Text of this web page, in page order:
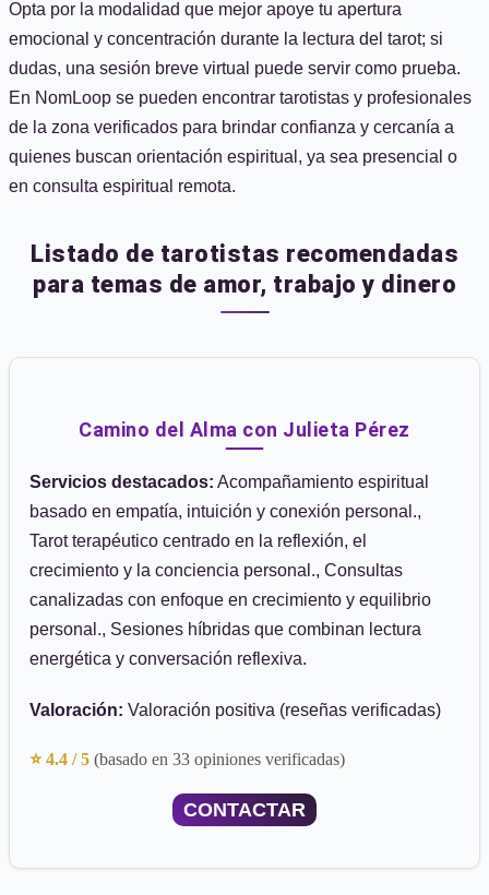
Opta por la modalidad que mejor apoye tu apertura
emocional y concentración durante la lectura del tarot; si
dudas, una sesión breve virtual puede servir como prueba.
En NomLoop se pueden encontrar tarotistas y profesionales
de la zona verificados para brindar confianza y cercanía a
quienes buscan orientación espiritual, ya sea presencial o
en consulta espiritual remota.
Listado de tarotistas recomendadas
para temas de amor, trabajo y dinero
Camino del Alma con Julieta Pérez
Servicios destacados: Acompañamiento espiritual
basado en empatía, intuición y conexión personal.,
Tarot terapéutico centrado en la reflexión, el
crecimiento y la conciencia personal., Consultas
canalizadas con enfoque en crecimiento y equilibrio
personal., Sesiones híbridas que combinan lectura
energética y conversación reflexiva.
Valoración: Valoración positiva (reseñas verificadas)
⭐ 4.4 / 5 (basado en 33 opiniones verificadas)
CONTACTAR